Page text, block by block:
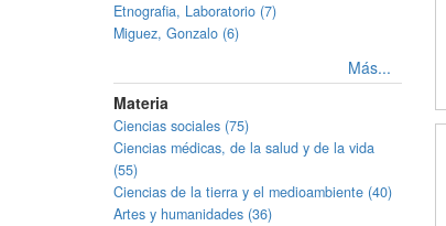
Etnografia, Laboratorio (7)
Miguez, Gonzalo (6)
Más...
Materia
Ciencias sociales (75)
Ciencias médicas, de la salud y de la vida
(55)
Ciencias de la tierra y el medioambiente (40)
Artes y humanidades (36)